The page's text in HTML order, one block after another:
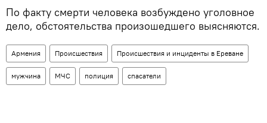
По факту смерти человека возбуждено уголовное
дело, обстоятельства произошедшего выясняются.
Армения Происшествия Происшествия и инциденты в Ереване
мужчина МЧС полиция спасатели